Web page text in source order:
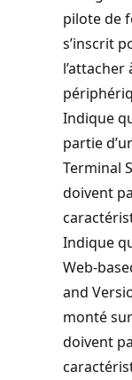
pilote de
s’inscrit
l’attacher
Indique
partie
Terminal
doivent
Indique
Web-
and
monté
doivent